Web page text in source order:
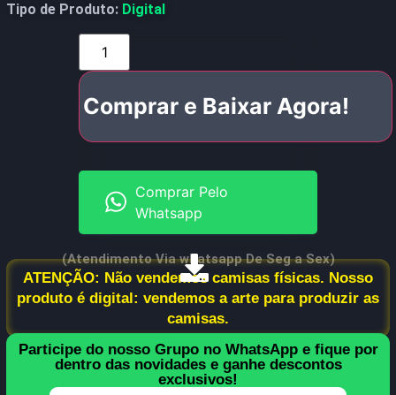
Tipo de Produto: Digital
Comprar e Baixar Agora!
Comprar Pelo
Whatsapp
(Atendimento Via whatsapp De Seg a Sex)
ATENÇÃO: Não vendemos camisas físicas. Nosso
produto é digital: vendemos a arte para produzir as
camisas.
Participe do nosso Grupo no WhatsApp e fique por
dentro das novidades e ganhe descontos
exclusivos!